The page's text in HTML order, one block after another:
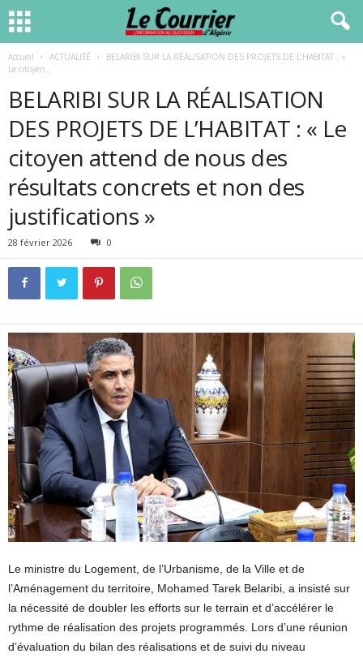
Accueil ACTUALITÉ
BELARIBI SUR LA RÉALISATION DES PROJETS DE L’HABITAT : «
Le citoyen...
BELARIBI SUR LA RÉALISATION
DES PROJETS DE L’HABITAT : « Le
citoyen attend de nous des
résultats concrets et non des
justifications »
28 février 2026 0
Le ministre du Logement, de l’Urbanisme, de la Ville et de
l’Aménagement du territoire, Mohamed Tarek Belaribi, a insisté sur
la nécessité de doubler les efforts sur le terrain et d’accélérer le
rythme de réalisation des projets programmés. Lors d’une réunion
d’évaluation du bilan des réalisations et de suivi du niveau